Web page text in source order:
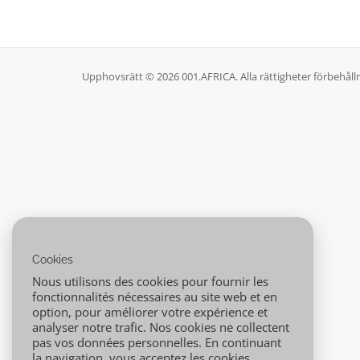
Upphovsrätt © 2026 001.AFRICA. Alla rättigheter
Cookies
Nous utilisons des cookies pour fournir les
fonctionnalités nécessaires au site web et en
option, pour améliorer votre expérience et
analyser notre trafic. Nos cookies ne collectent
pas vos données personnelles. En continuant